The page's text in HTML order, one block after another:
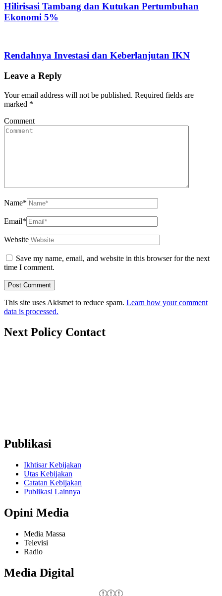
Hilirisasi Tambang dan Kutukan Pertumbuhan
Ekonomi 5%
Rendahnya Investasi dan Keberlanjutan IKN
Leave a Reply
Your email address will not be published. Required fields are
marked *
Comment
Name*
Email*
Website
Save my name, email, and website in this browser for the next
time I comment.
This site uses Akismet to reduce spam. Learn how your comment
data is processed.
Next Policy Contact
Publikasi
Ikhtisar Kebijakan
Utas Kebijakan
Catatan Kebijakan
Publikasi Lainnya
Opini Media
Media Massa
Televisi
Radio
Media Digital